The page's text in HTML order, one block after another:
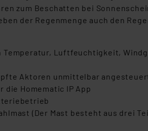
zum Beschatten bei
der Regenmenge auch den
Luftfeuchtigkeit,
Aktoren unmittelbar
Homematic IP App
(Der Mast besteht aus drei